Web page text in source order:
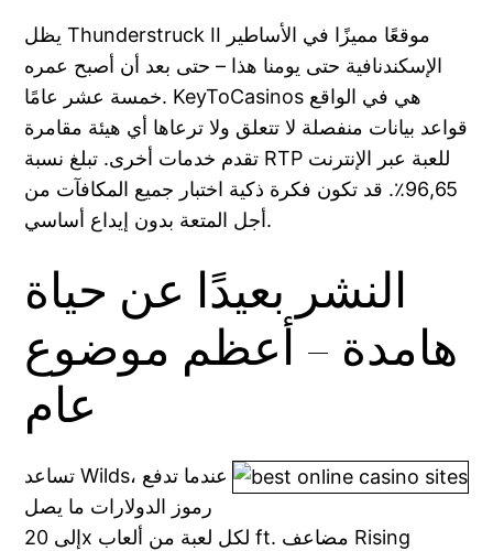
يظل Thunderstruck II موقعًا مميزًا في الأساطير
الإسكندنافية حتى يومنا هذا – حتى بعد أن أصبح عمره
خمسة عشر عامًا. KeyToCasinos هي في الواقع
قواعد بيانات منفصلة لا تتعلق ولا ترعاها أي هيئة مقامرة
تقدم خدمات أخرى. تبلغ نسبة RTP للعبة عبر الإنترنت
96,65٪. قد تكون فكرة ذكية اختبار جميع المكافآت من
أجل المتعة بدون إيداع أساسي.
النشر بعيدًا عن حياة
هامدة – أعظم موضوع
عام
تساعد Wilds، عندما تدفع
رموز الدولارات ما يصل
إلى 20x لكل لعبة من ألعاب ft. مضاعف Rising